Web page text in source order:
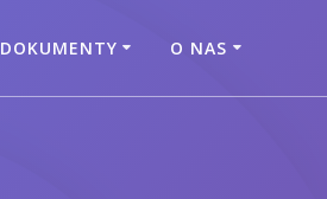
DOKUMENTY O NAS